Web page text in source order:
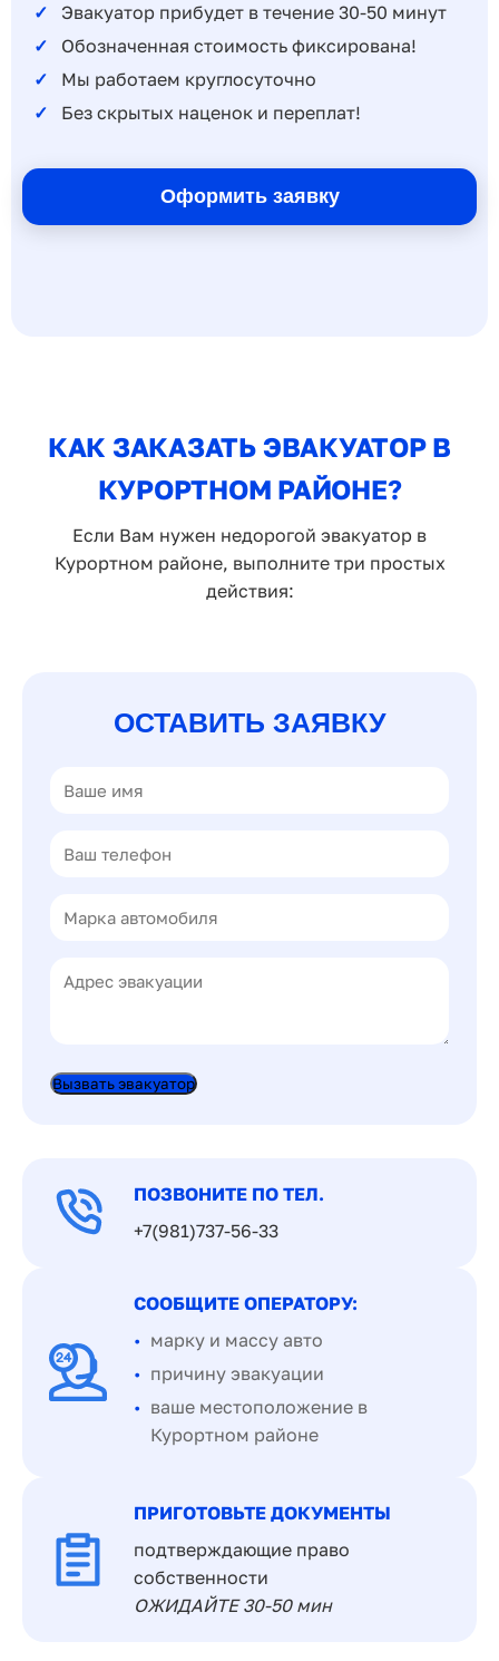
Эвакуатор прибудет в течение 30-50 минут
Обозначенная стоимость фиксирована!
Мы работаем круглосуточно
Без скрытых наценок и переплат!
Оформить заявку
КАК ЗАКАЗАТЬ ЭВАКУАТОР В
КУРОРТНОМ РАЙОНЕ?
Если Вам нужен недорогой эвакуатор в
Курортном районе, выполните три простых
действия:
ОСТАВИТЬ ЗАЯВКУ
Вызвать эвакуатор
ПОЗВОНИТЕ ПО ТЕЛ.
+7(981)737-56-33
СООБЩИТЕ ОПЕРАТОРУ:
марку и массу авто
причину эвакуации
ваше местоположение в
Курортном районе
ПРИГОТОВЬТЕ ДОКУМЕНТЫ
подтверждающие право
собственности
ОЖИДАЙТЕ 30-50 мин